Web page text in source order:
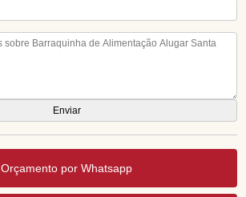
Orçamento por Whatsapp